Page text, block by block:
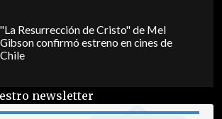
"La Resurrección de Cristo" de Mel
Gibson confirmó estreno en cines de
Chile
newsletter